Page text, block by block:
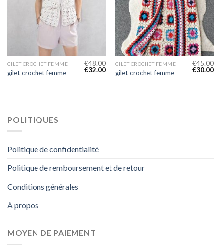
GILET CROCHET FEMME
gilet crochet femme
€48.00
€32.00
GILET CROCHET FEMME
gilet crochet femme
€45.00
€30.00
POLITIQUES
Politique de confidentialité
Politique de remboursement et de retour
Conditions générales
À propos
MOYEN DE PAIEMENT